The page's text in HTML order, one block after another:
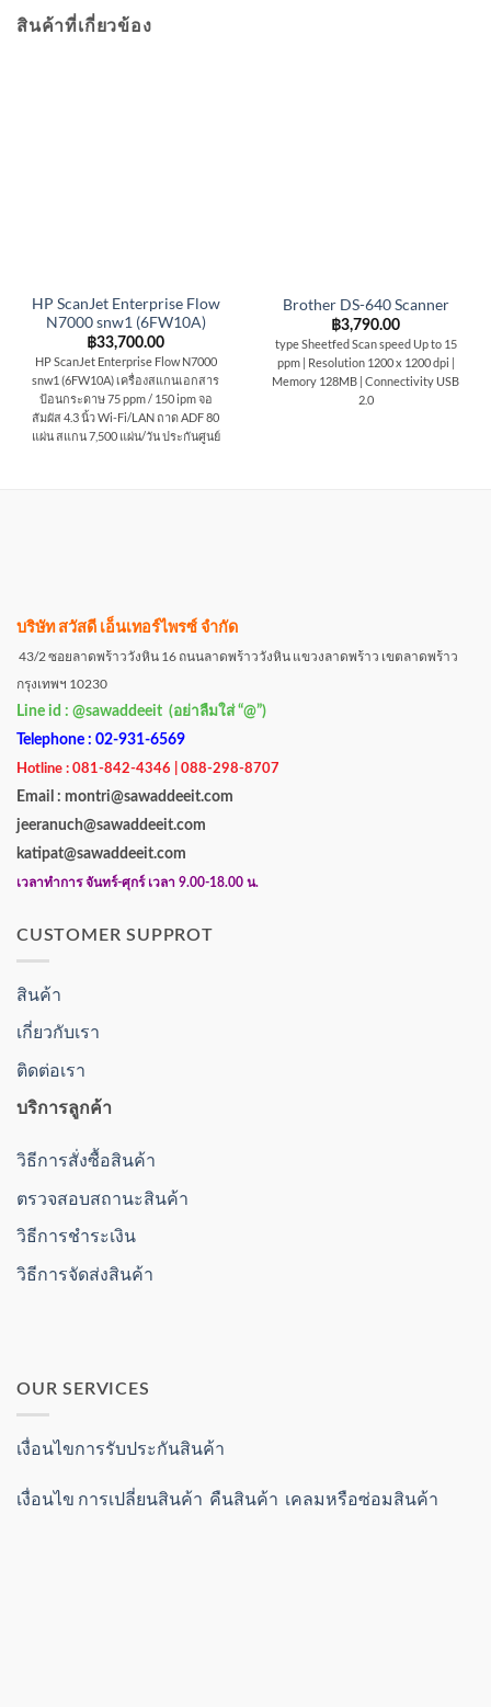
สินค้าที่เกี่ยวข้อง
HP ScanJet Enterprise Flow
N7000 snw1 (6FW10A)
฿33,700.00
HP ScanJet Enterprise Flow N7000
snw1 (6FW10A) เครื่องสแกนเอกสาร
ป้อนกระดาษ 75 ppm / 150 ipm จอ
สัมผัส 4.3 นิ้ว Wi-Fi/LAN ถาด ADF 80
แผ่น สแกน 7,500 แผ่น/วัน ประกันศูนย์
Brother DS-640 Scanner
฿3,790.00
type Sheetfed Scan speed Up to 15
ppm | Resolution 1200 x 1200 dpi |
Memory 128MB | Connectivity USB
2.0
บริษัท สวัสดี เอ็นเทอร์ไพรซ์ จำกัด
43/2 ซอยลาดพร้าววังหิน 16 ถนนลาดพร้าววังหิน แขวงลาดพร้าว เขตลาดพร้าว
กรุงเทพฯ 10230
Line id : @sawaddeeit (อย่าลืมใส่ “@”)
Telephone : 02-931-6569
Hotline : 081-842-4346 | 088-298-8707
Email : montri@sawaddeeit.com
jeeranuch@sawaddeeit.com
katipat@sawaddeeit.com
เวลาทำการ จันทร์-ศุกร์ เวลา 9.00-18.00 น.
CUSTOMER SUPPROT
สินค้า
เกี่ยวกับเรา
ติดต่อเรา
บริการลูกค้า
วิธีการสั่งซื้อสินค้า
ตรวจสอบสถานะสินค้า
วิธีการชำระเงิน
วิธีการจัดส่งสินค้า
OUR SERVICES
เงื่อนไขการรับประกันสินค้า
เงื่อนไข การเปลี่ยนสินค้า คืนสินค้า เคลมหรือซ่อมสินค้า